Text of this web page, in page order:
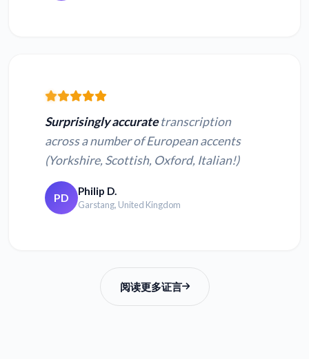
将 MPEG 转换为文本
将 MPG 转换为文本 将 QT 转换为文本
将 MPE 转换为文本
Surprisingly accuratetranscription
across a number of European accents
(Yorkshire, Scottish, Oxford, Italian!)
PD Philip D.
Garstang, United Kingdom
阅读更多证言